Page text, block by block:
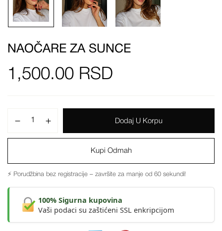
NAOČARE ZA SUNCE
1,500.00 RSD
Dodaj U Korpu
Kupi Odmah
⚡ Porudžbina bez registracije – završite za manje od 60 sekundi!
100% Sigurna kupovina
Vaši podaci su zaštićeni SSL enkripcijom